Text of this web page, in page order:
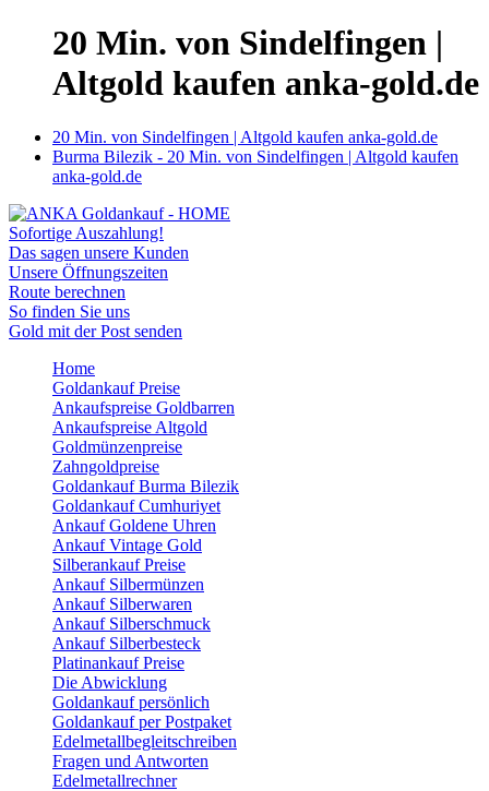
20 Min. von Sindelfingen |
Altgold kaufen anka-gold.de
20 Min. von Sindelfingen | Altgold kaufen anka-gold.de
Burma Bilezik - 20 Min. von Sindelfingen | Altgold kaufen
anka-gold.de
Sofortige Auszahlung!
Das sagen unsere Kunden
Unsere Öffnungszeiten
Route berechnen
So finden Sie uns
Gold mit der Post senden
Home
Goldankauf Preise
Ankaufspreise Goldbarren
Ankaufspreise Altgold
Goldmünzenpreise
Zahngoldpreise
Goldankauf Burma Bilezik
Goldankauf Cumhuriyet
Ankauf Goldene Uhren
Ankauf Vintage Gold
Silberankauf Preise
Ankauf Silbermünzen
Ankauf Silberwaren
Ankauf Silberschmuck
Ankauf Silberbesteck
Platinankauf Preise
Die Abwicklung
Goldankauf persönlich
Goldankauf per Postpaket
Edelmetallbegleitschreiben
Fragen und Antworten
Edelmetallrechner